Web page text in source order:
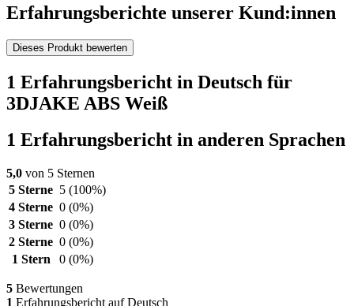
Erfahrungsberichte unserer Kund:innen
Dieses Produkt bewerten
1 Erfahrungsbericht in Deutsch für
3DJAKE ABS Weiß
1 Erfahrungsbericht in anderen Sprachen
5,0 von 5 Sternen
5 Sterne 5 (100%)
4 Sterne 0 (0%)
3 Sterne 0 (0%)
2 Sterne 0 (0%)
1 Stern
0 (0%)
5 Bewertungen
1 Erfahrungsbericht auf Deutsch